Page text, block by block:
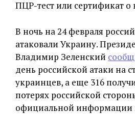
ПЦР-тест или сертификат о
В ночь на 24 февраля
атаковали Украину.
Владимир Зеленский
день российской атаки на
украинцев, а еще 316
потерях российской
официальной информации